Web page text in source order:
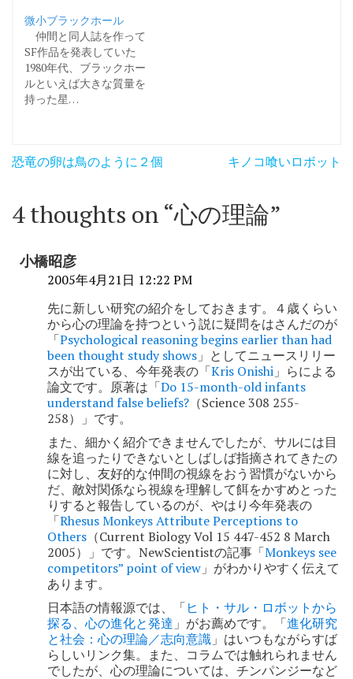
微小ブラックホール
仲間と同人誌を作って
SF作品を発表していた
1980年代、ブラックホー
ルといえば大きな質量を
持った星…
投
ナ
ゲ
恐竜の卵は鳥のように２個 キノコ喰いロボット
4 thoughts on “心の理論”
小橋昭彦
2005年4月21日 12:22 PM
先に新しい研究の紹介をしておきます。４歳くらい
から心の理論を持つという説に疑問をはさんだのが
「Psychological reasoning begins earlier than had
been thought study shows 」としてニュースリリー
スが出ている、今年発表の「Kris Onishi 」らによる
論文です。原著は「Do 15-month-old infants
understand false beliefs? （Science 308 255-
258）」です。
また、細かく紹介できませんでしたが、サルには目
線を追ったりできないとしばしば指摘されてきたの
に対し、友好的な仲間の視線をおう習慣がないから
だ、敵対関係なら視線を理解して餌をかすめとった
りすると報告しているのが、やはり今年発表の
「Rhesus Monkeys Attribute Perceptions to
Others （Current Biology Vol 15 447-452 8 March
2005）」です。NewScientistの記事「Monkeys see
competitors” point of view 」がわかりやすく伝えて
あります。
日本語の情報源では、「ヒト・サル・ロボットから
探る、心の進化と発達 」がお薦めです。「進化研究
と社会：心の理論／志向意識 」はいつもながらすば
らしいリンク集。また、コラムでは触れられません
でしたが、心の理論については、チンパンジーなど